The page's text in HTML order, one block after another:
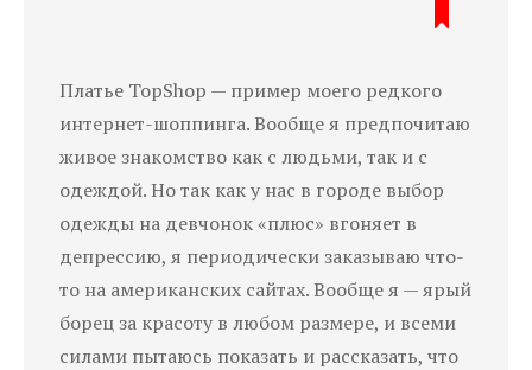
Платье TopShop — пример моего редкого
интернет-шоппинга. Вообще я предпочитаю
живое знакомство как с людьми, так и с
одеждой. Но так как у нас в городе выбор
одежды на девчонок «плюс» вгоняет в
депрессию, я периодически заказываю что-
то на американских сайтах. Вообще я — ярый
борец за красоту в любом размере, и всеми
силами пытаюсь показать и рассказать, что